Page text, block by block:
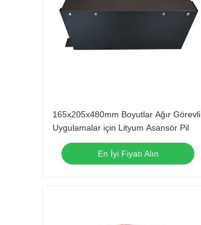
165x205x480mm Boyutlar Ağır Görevli
Uygulamalar için Lityum Asansör Pil
En İyi Fiyatı Alın